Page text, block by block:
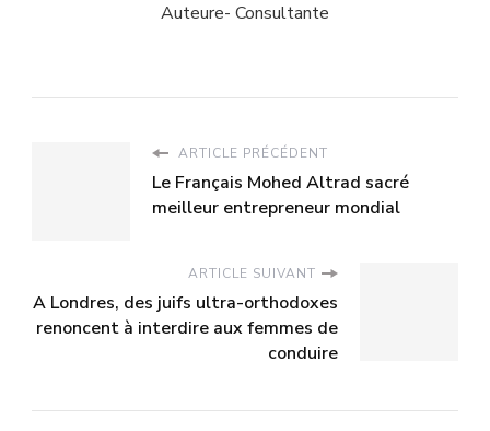
Auteure- Consultante
ARTICLE PRÉCÉDENT
Le Français Mohed Altrad sacré
meilleur entrepreneur mondial
ARTICLE SUIVANT
A Londres, des juifs ultra-orthodoxes
renoncent à interdire aux femmes de
conduire